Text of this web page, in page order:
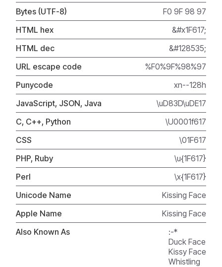
Bytes (UTF-8)
F0 9F 98 97
HTML hex
&#x1F617;
HTML dec
&#128535;
URL escape code
%F0%9F%98%97
Punycode
xn--128h
JavaScript, JSON, Java
\uD83D\uDE17
C, C++, Python
\U0001f617
CSS
\01F617
PHP, Ruby
\u{1F617}
Perl
\x{1F617}
Unicode Name
Kissing Face
Apple Name
Kissing Face
Also Known As
:-*
Duck Face
Kissy Face
Whistling